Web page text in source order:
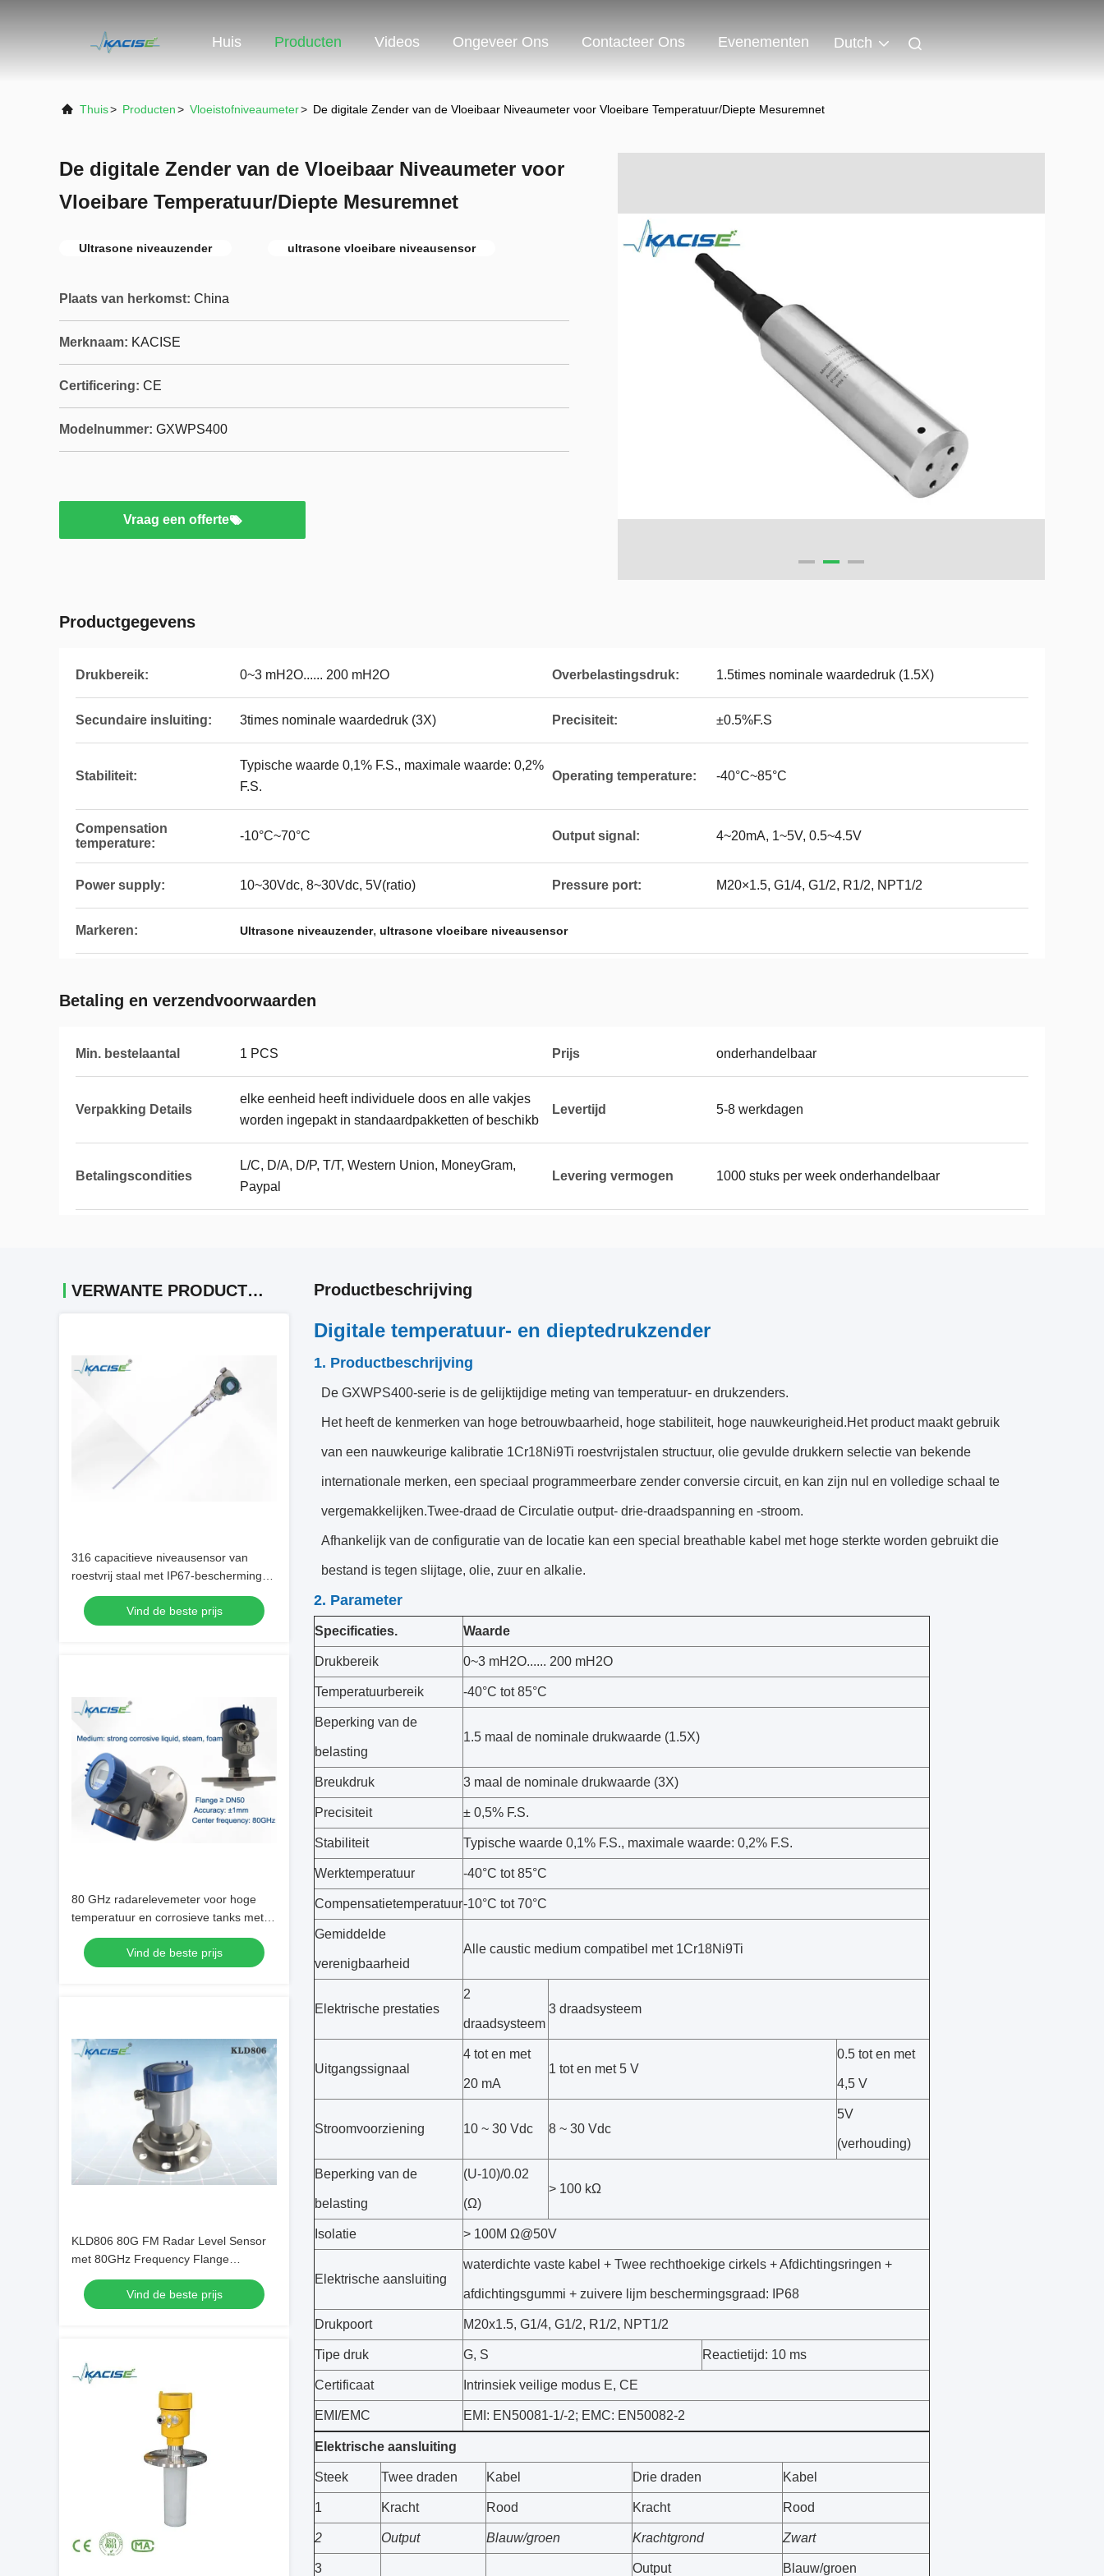
Huis Producten Videos Ongeveer Ons Contacteer Ons Evenementen Dutch
Thuis> Producten> Vloeistofniveaumeter> De digitale Zender van de Vloeibaar Niveaumeter voor Vloeibare Temperatuur/Diepte Mesuremnet
De digitale Zender van de Vloeibaar Niveaumeter voor
Vloeibare Temperatuur/Diepte Mesuremnet
Ultrasone niveauzender ultrasone vloeibare niveausensor
Plaats van herkomst: China
Merknaam: KACISE
Certificering: CE
Modelnummer: GXWPS400
Vraag een offerte
Productgegevens
Drukbereik: 0~3 mH2O...... 200 mH2O Overbelastingsdruk: 1.5times nominale waardedruk (1.5X)
Secundaire insluiting: 3times nominale waardedruk (3X) Precisiteit: ±0.5%F.S
Stabiliteit:
Typische waarde 0,1% F.S., maximale waarde: 0,2%
F.S.
Operating temperature: -40°C~85°C
Compensation
temperature:
-10°C~70°C Output signal: 4~20mA, 1~5V, 0.5~4.5V
Power supply: 10~30Vdc, 8~30Vdc, 5V(ratio) Pressure port: M20×1.5, G1/4, G1/2, R1/2, NPT1/2
Markeren: Ultrasone niveauzender, ultrasone vloeibare niveausensor
Betaling en verzendvoorwaarden
Min. bestelaantal 1 PCS Prijs onderhandelbaar
Verpakking Details
elke eenheid heeft individuele doos en alle vakjes
worden ingepakt in standaardpakketten of beschikb
Levertijd 5-8 werkdagen
Betalingscondities
L/C, D/A, D/P, T/T, Western Union, MoneyGram,
Paypal
Levering vermogen 1000 stuks per week onderhandelbaar
VERWANTE PRODUCTEN
316 capacitieve niveausensor van
roestvrij staal met IP67-bescherming
en HART-communicatie voor ruwe
omgevingenVind de beste prijs
80 GHz radarelevemeter voor hoge
temperatuur en corrosieve tanks met
FMCW-technologie
Vind de beste prijs
KLD806 80G FM Radar Level Sensor
met 80GHz Frequency Flange
Mounting en PTFE Antenne voor
Cement SilosVind de beste prijs
Productbeschrijving
Digitale temperatuur- en dieptedrukzender
1. Productbeschrijving
De GXWPS400-serie is de gelijktijdige meting van temperatuur- en drukzenders.
Het heeft de kenmerken van hoge betrouwbaarheid, hoge stabiliteit, hoge nauwkeurigheid.Het product maakt gebruik
van een nauwkeurige kalibratie 1Cr18Ni9Ti roestvrijstalen structuur, olie gevulde drukkern selectie van bekende
internationale merken, een speciaal programmeerbare zender conversie circuit, en kan zijn nul en volledige schaal te
vergemakkelijken.Twee-draad de Circulatie output- drie-draadspanning en -stroom.
Afhankelijk van de configuratie van de locatie kan een special breathable kabel met hoge sterkte worden gebruikt die
bestand is tegen slijtage, olie, zuur en alkalie.
2. Parameter
Specificaties. Waarde
Drukbereik 0~3 mH2O...... 200 mH2O
Temperatuurbereik -40°C tot 85°C
Beperking van de
belasting
1.5 maal de nominale drukwaarde (1.5X)
Breukdruk 3 maal de nominale drukwaarde (3X)
Precisiteit ± 0,5% F.S.
Stabiliteit Typische waarde 0,1% F.S., maximale waarde: 0,2% F.S.
Werktemperatuur -40°C tot 85°C
Compensatietemperatuur-10°C tot 70°C
Gemiddelde
verenigbaarheid
Alle caustic medium compatibel met 1Cr18Ni9Ti
Elektrische prestaties
2
draadsysteem
3 draadsysteem
Uitgangssignaal
4 tot en met
20 mA
1 tot en met 5 V
0.5 tot en met
4,5 V
Stroomvoorziening 10 ~ 30 Vdc 8 ~ 30 Vdc
5V
(verhouding)
Beperking van de
belasting
(U-10)/0.02
(Ω)
> 100 kΩ
Isolatie > 100M Ω@50V
Elektrische aansluiting
waterdichte vaste kabel + Twee rechthoekige cirkels + Afdichtingsringen +
afdichtingsgummi + zuivere lijm beschermingsgraad: IP68
Drukpoort M20x1.5, G1/4, G1/2, R1/2, NPT1/2
Tipe druk G, S Reactietijd: 10 ms
Certificaat Intrinsiek veilige modus E, CE
EMI/EMC EMI: EN50081-1/-2; EMC: EN50082-2
Elektrische aansluiting
Steek Twee draden Kabel Drie draden Kabel
1 Kracht Rood Kracht Rood
2 Output Blauw/groen Krachtgrond Zwart
3 Output Blauw/groen